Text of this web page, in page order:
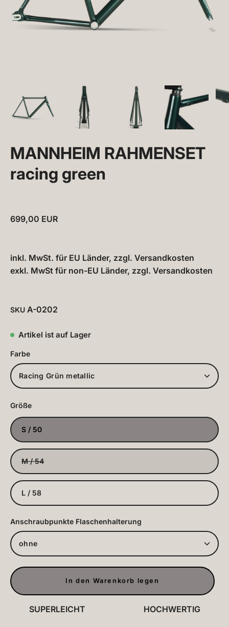
MANNHEIM RAHMENSET
racing green
699,00 EUR
inkl. MwSt. für EU Länder, zzgl. Versandkosten
exkl. MwSt für non-EU Länder, zzgl. Versandkosten
SKU A-0202
Artikel ist auf Lager
Farbe
Racing Grün metallic
Größe
S / 50
M / 54
L / 58
Anschraubpunkte Flaschenhalterung
ohne
In den Warenkorb legen
SUPERLEICHT HOCHWERTIG